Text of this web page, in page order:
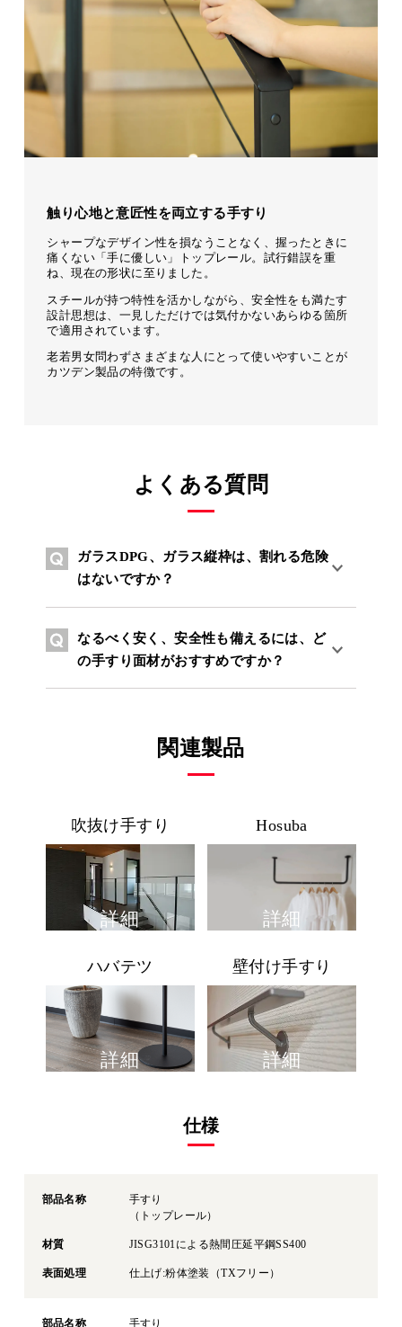
触り心地と意匠性を両立する手すり
シャープなデザイン性を損なうことなく、握ったときに
痛くない「手に優しい」トップレール。試行錯誤を重
ね、現在の形状に至りました。
スチールが持つ特性を活かしながら、安全性をも満たす
設計思想は、一見しただけでは気付かないあらゆる箇所
で適用されています。
老若男女問わずさまざまな人にとって使いやすいことが
カツデン製品の特徴です。
よくある質問
ガラスDPG、ガラス縦枠は、割れる危険
はないですか？
なるべく安く、安全性も備えるには、ど
の手すり面材がおすすめですか？
関連製品
吹抜け手すり
詳細
Hosuba
詳細
ハバテツ
詳細
壁付け手すり
詳細
仕様
部品名称
手すり
（トップレール）
材質 JISG3101による熱間圧延平鋼SS400
表面処理 仕上げ:粉体塗装（TXフリー）
部品名称 手すり